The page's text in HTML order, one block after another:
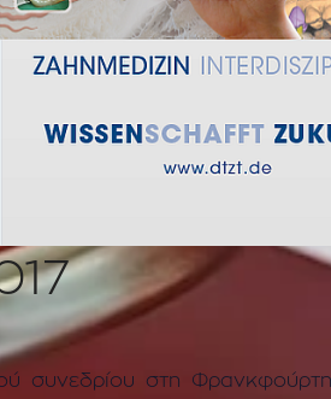
συνεδρίου στη